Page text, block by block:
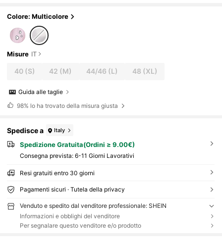
del caffè
Colore: Multicolore
Misure IT
40(S) 42 (M) 44/46 (L) 48 (XL)
Guida alle taglie
98% lo ha trovato della misura giusta
Spedisce a Italy
Spedizione Gratuita(Ordini ≥ 9.00€)
Consegna prevista: 6-11 Giorni Lavorativi
Resi gratuiti entro 30 giorni
Pagamenti sicuri · Tutela della privacy
Venduto e spedito dal venditore professionale: SHEIN
Informazioni e obblighi del venditore
Per segnalare questo venditore e/o prodotto